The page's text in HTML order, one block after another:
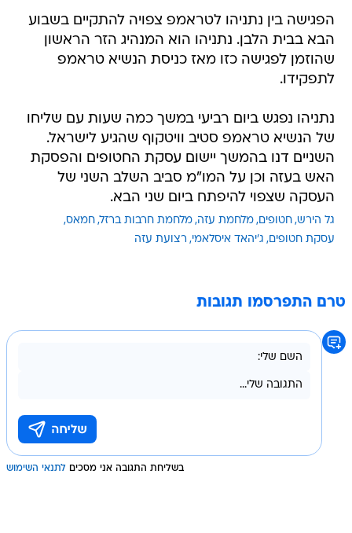
הפגישה בין נתניהו לטראמפ צפויה להתקיים בשבוע
הבא בבית הלבן. נתניהו הוא המנהיג הזר הראשון
שהוזמן לפגישה כזו מאז כניסת הנשיא טראמפ
לתפקידו.
נתניהו נפגש ביום רביעי במשך כמה שעות עם שליחו
של הנשיא טראמפ סטיב וויטקוף שהגיע לישראל.
השניים דנו בהמשך יישום עסקת החטופים והפסקת
האש בעזה וכן על המו"מ סביב השלב השני של
העסקה שצפוי להיפתח ביום שני הבא.
גל הירש חטופים מלחמת עזה מלחמת חרבות ברזל חמאס
עסקת חטופים ג'יהאד איסלאמי רצועת עזה
טרם התפרסמו תגובות
בשליחת התגובה אני מסכים לתנאי השימוש